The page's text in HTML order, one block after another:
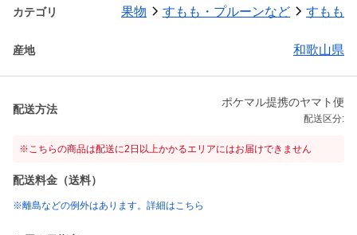
カテゴリ 果物 すもも・プルーンなど すもも
産地 和歌山県
配送方法
ポケマル提携のヤマト便
配送区分:
※こちらの商品は配送に2日以上かかるエリアにはお届けできません
配送料金（送料）
※離島などの例外はあります。詳細はこちら